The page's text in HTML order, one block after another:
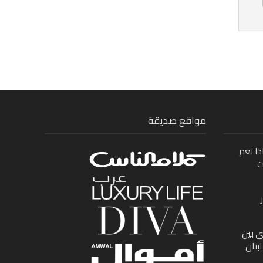
مواقع صديقة
نعم
بين